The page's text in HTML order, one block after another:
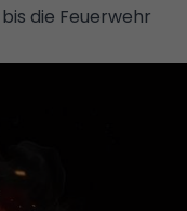
die Feuerwehr